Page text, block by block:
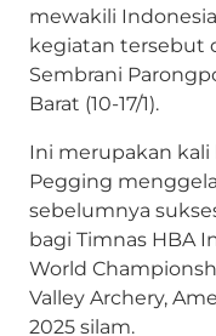
mewakili
kegiatan tersebut
Sembrani
Barat (10-17/1).
Ini merupakan kali
Pegging
sebelumnya
bagi Timnas HBA
World
Valley Archery,
2025 silam.